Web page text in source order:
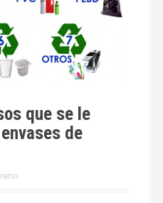
que se le
de